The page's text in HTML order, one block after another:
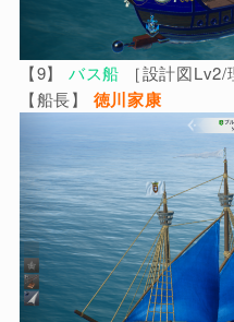
【9】 バス船 ［設計図Lv2/
【船長】 徳川家康